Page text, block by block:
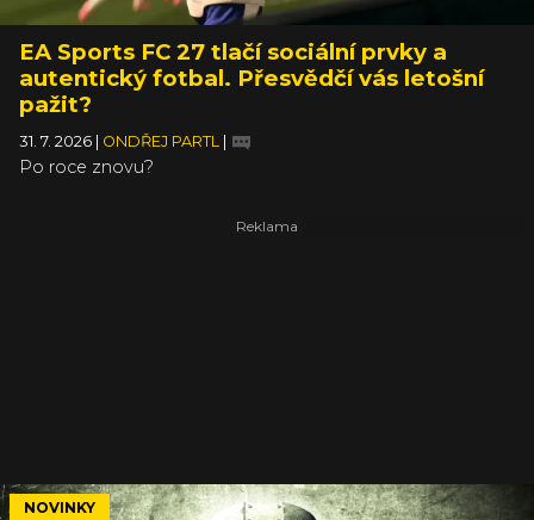
EA Sports FC 27 tlačí sociální prvky a
autentický fotbal. Přesvědčí vás letošní
pažit?
31. 7. 2026 ONDŘEJ PARTL
Po roce znovu?
NOVINKY